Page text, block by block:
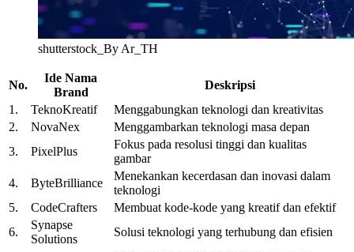
shutterstock_By Ar_TH
No.
Ide Nama
Brand
Deskripsi
1.
TeknoKreatif
Menggabungkan teknologi dan kreativitas
2.
NovaNex
Menggambarkan teknologi masa depan
3.
PixelPlus
Fokus pada resolusi tinggi dan kualitas
gambar
4.
ByteBrilliance
Menekankan kecerdasan dan inovasi dalam
teknologi
5.
CodeCrafters
Membuat kode-kode yang kreatif dan efektif
6.
Synapse
Solutions
Solusi teknologi yang terhubung dan efisien